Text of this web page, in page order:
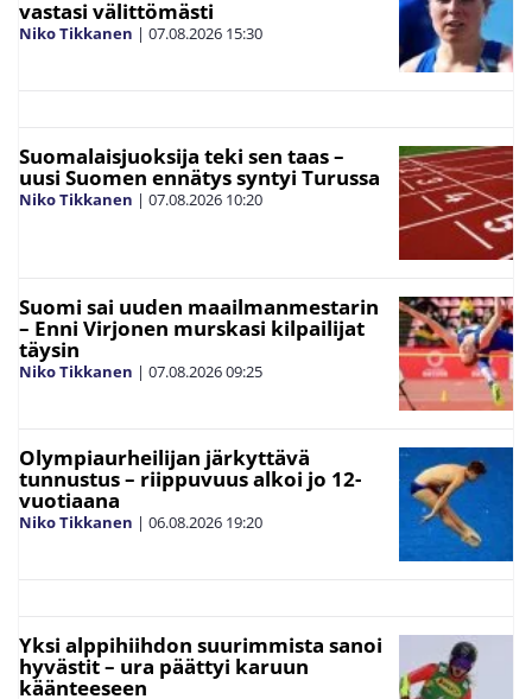
vastasi välittömästi
Niko Tikkanen | 07.08.2026 15:30
Suomalaisjuoksija teki sen taas –
uusi Suomen ennätys syntyi Turussa
Niko Tikkanen | 07.08.2026 10:20
Suomi sai uuden maailmanmestarin
– Enni Virjonen murskasi kilpailijat
täysin
Niko Tikkanen | 07.08.202609:25
Olympiaurheilijan järkyttävä
tunnustus – riippuvuus alkoi jo 12-
vuotiaana
Niko Tikkanen | 06.08.2026 19:20
Yksi alppihiihdon suurimmista sanoi
hyvästit – ura päättyi karuun
käänteeseen